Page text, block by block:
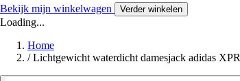
Bekijk mijn winkelwagen Verder winkelen
Loading...
Home
/ Lichtgewicht waterdicht damesjack adidas XPR